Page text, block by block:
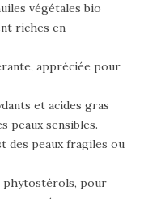
végétales bio
riches en
appréciée pour
et acides gras
peaux sensibles.
des peaux fragiles ou
phytostérols, pour